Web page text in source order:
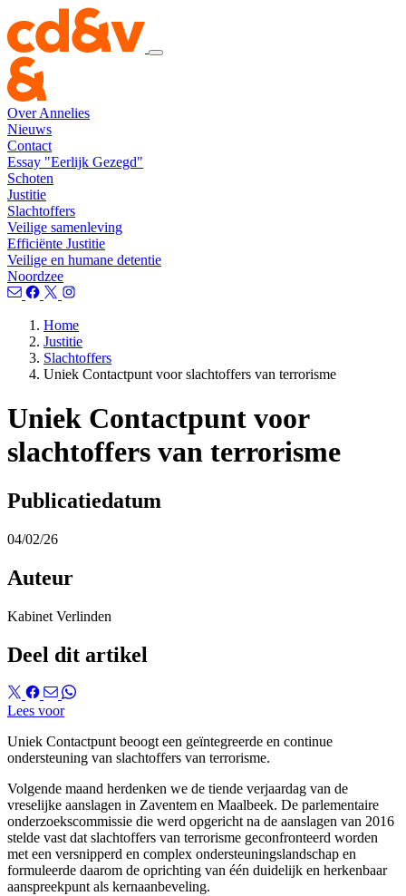
Over Annelies
Nieuws
Contact
Essay "Eerlijk Gezegd"
Schoten
Justitie
Slachtoffers
Veilige samenleving
Efficiënte Justitie
Veilige en humane detentie
Noordzee
Home
Justitie
Slachtoffers
Uniek Contactpunt voor slachtoffers van terrorisme
Uniek Contactpunt voor
slachtoffers van terrorisme
Publicatiedatum
04/02/26
Auteur
Kabinet Verlinden
Deel dit artikel
Lees voor
Uniek Contactpunt beoogt een geïntegreerde en continue
ondersteuning van slachtoffers van terrorisme.
Volgende maand herdenken we de tiende verjaardag van de
vreselijke aanslagen in Zaventem en Maalbeek. De parlementaire
onderzoekscommissie die werd opgericht na de aanslagen van 2016
stelde vast dat slachtoffers van terrorisme geconfronteerd worden
met een versnipperd en complex ondersteuningslandschap en
formuleerde daarom de oprichting van één duidelijk en herkenbaar
aanspreekpunt als kernaanbeveling.